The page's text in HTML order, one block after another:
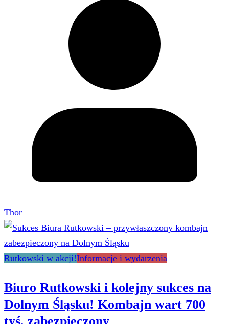
Thor
Rutkowski w akcji!Informacje i wydarzenia
Biuro Rutkowski i kolejny sukces na
Dolnym Śląsku! Kombajn wart 700